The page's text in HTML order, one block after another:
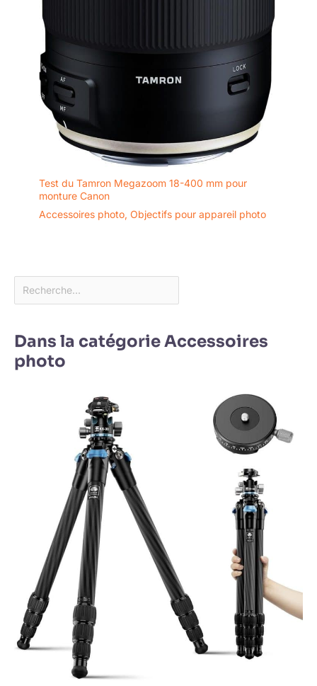
Test du Tamron Megazoom 18-400 mm pour
monture Canon
Accessoires photo, Objectifs pour appareil photo
Dans la catégorie Accessoires
photo